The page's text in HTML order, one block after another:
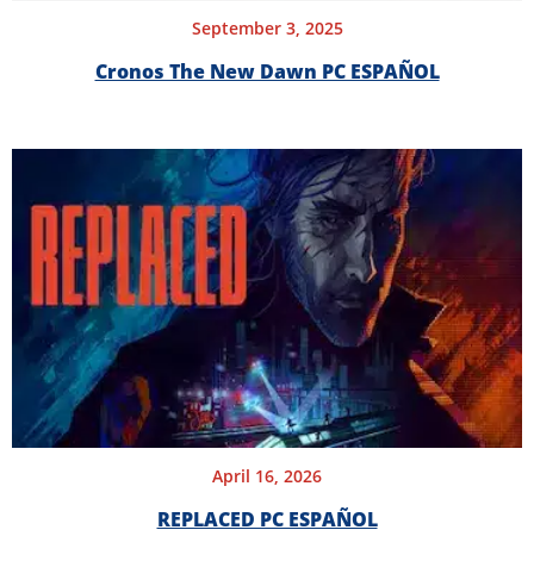
September 3, 2025
Cronos The New Dawn PC ESPAÑOL
April 16, 2026
REPLACED PC ESPAÑOL